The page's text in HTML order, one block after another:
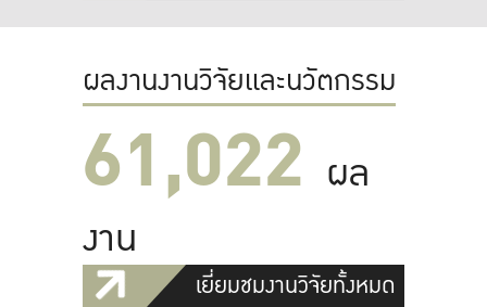
ผลงานงานวิจัยและนวัตกรรม
61,022 ผล
งาน
เยี่ยมชมงานวิจัยทั้งหมด